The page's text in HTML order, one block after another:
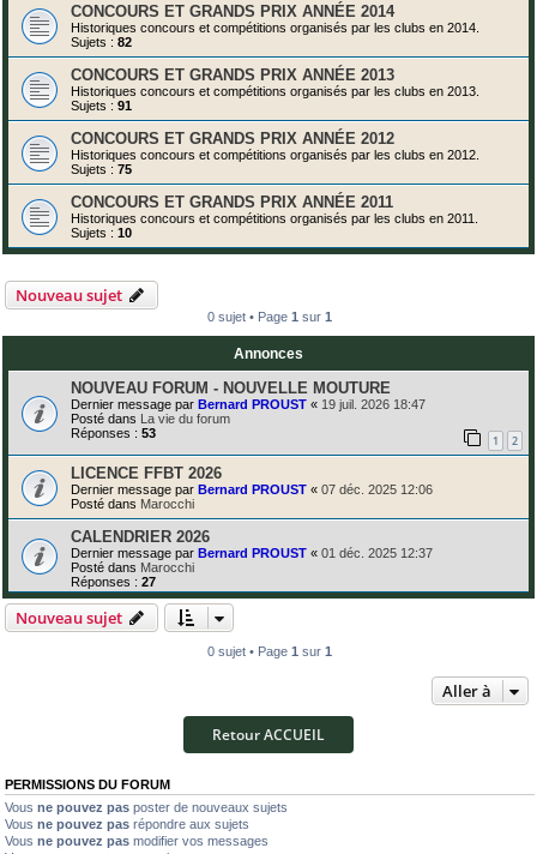
CONCOURS ET GRANDS PRIX ANNÉE 2014
Historiques concours et compétitions organisés par les clubs en 2014.
Sujets : 82
CONCOURS ET GRANDS PRIX ANNÉE 2013
Historiques concours et compétitions organisés par les clubs en 2013.
Sujets : 91
CONCOURS ET GRANDS PRIX ANNÉE 2012
Historiques concours et compétitions organisés par les clubs en 2012.
Sujets : 75
CONCOURS ET GRANDS PRIX ANNÉE 2011
Historiques concours et compétitions organisés par les clubs en 2011.
Sujets : 10
Nouveau sujet
0 sujet • Page 1 sur 1
Annonces
NOUVEAU FORUM - NOUVELLE MOUTURE
Dernier message par Bernard PROUST « 19 juil. 2026 18:47
Posté dans La vie du forum
Réponses : 53 1 2
LICENCE FFBT 2026
Dernier message par Bernard PROUST « 07 déc. 2025 12:06
Posté dans Marocchi
CALENDRIER 2026
Dernier message par Bernard PROUST « 01 déc. 2025 12:37
Posté dans Marocchi
Réponses : 27
Nouveau sujet
0 sujet • Page 1 sur 1
Aller à
Retour ACCUEIL
PERMISSIONS DU FORUM
Vous ne pouvez pas poster de nouveaux sujets
Vous ne pouvez pas répondre aux sujets
Vous ne pouvez pas modifier vos messages